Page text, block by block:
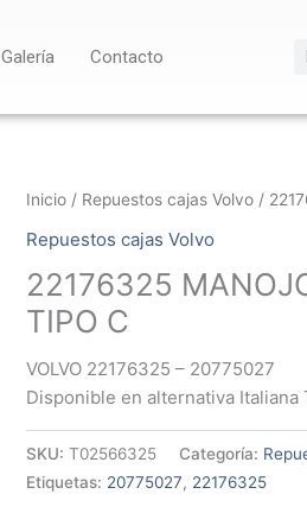
Galería Contacto
Inicio / Repuestos cajas Volvo /
Repuestos cajas Volvo
22176325
TIPO C
VOLVO 22176325 – 20775027
Disponible en alternativa Italiana
SKU: T02566325 Categoría:
Etiquetas: 20775027, 22176325